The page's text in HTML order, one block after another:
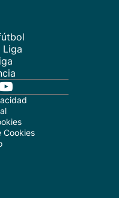
Liga
Cookies